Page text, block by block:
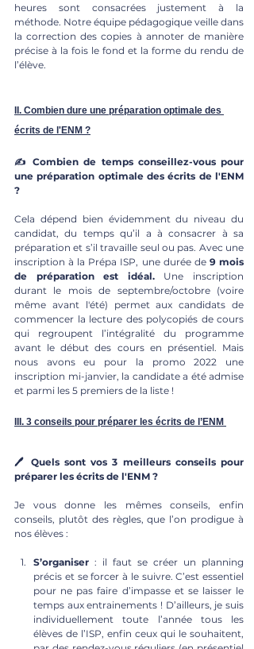
heures sont consacrées justement à la
méthode. Notre équipe pédagogique veille dans
la correction des copies à annoter de manière
précise à la fois le fond et la forme du rendu de
l’élève.
II. Combien dure une préparation optimale des
écrits de l'ENM ?
✍️ Combien de temps conseillez-vous pour
une préparation optimale des écrits de l'ENM
?
Cela dépend bien évidemment du niveau du
candidat, du temps qu’il a à consacrer à sa
préparation et s’il travaille seul ou pas. Avec une
inscription à la Prépa ISP, une durée de 9 mois
de préparation est idéal. Une inscription
durant le mois de septembre/octobre (voire
même avant l'été) permet aux candidats de
commencer la lecture des polycopiés de cours
qui regroupent l’intégralité du programme
avant le début des cours en présentiel. Mais
nous avons eu pour la promo 2022 une
inscription mi-janvier, la candidate a été admise
et parmi les 5 premiers de la liste !
III. 3 conseils pour préparer les écrits de l’ENM
🖊 Quels sont vos 3 meilleurs conseils pour
préparer les écrits de l'ENM ?
Je vous donne les mêmes conseils, enfin
conseils, plutôt des règles, que l’on prodigue à
nos élèves :
S’organiser : il faut se créer un planning
précis et se forcer à le suivre. C’est essentiel
pour ne pas faire d’impasse et se laisser le
temps aux entrainements ! D’ailleurs, je suis
individuellement toute l’année tous les
élèves de l’ISP, enfin ceux qui le souhaitent,